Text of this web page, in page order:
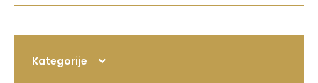
Kategorije